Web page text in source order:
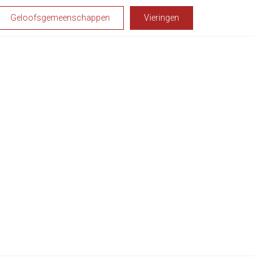
Geloofsgemeenschappen Vieringen